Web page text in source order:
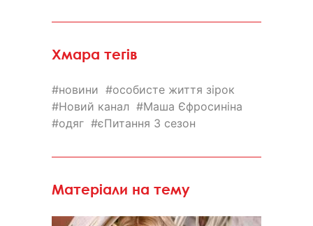
Хмара тегів
новини
особисте життя зірок
Новий канал
Маша Єфросиніна
одяг
єПитання 3 сезон
Матеріали на тему